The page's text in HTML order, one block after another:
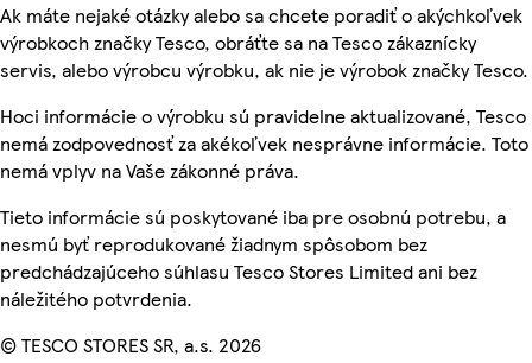
Ak máte nejaké otázky alebo sa chcete poradiť o akýchkoľvek
výrobkoch značky Tesco, obráťte sa na Tesco zákaznícky
servis, alebo výrobcu výrobku, ak nie je výrobok značky Tesco.
Hoci informácie o výrobku sú pravidelne aktualizované, Tesco
nemá zodpovednosť za akékoľvek nesprávne informácie. Toto
nemá vplyv na Vaše zákonné práva.
Tieto informácie sú poskytované iba pre osobnú potrebu, a
nesmú byť reprodukované žiadnym spôsobom bez
predchádzajúceho súhlasu Tesco Stores Limited ani bez
náležitého potvrdenia.
© TESCO STORES SR, a.s. 2026